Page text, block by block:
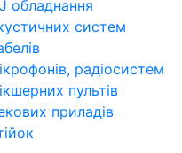
систем
радіосистем
пультів
приладів